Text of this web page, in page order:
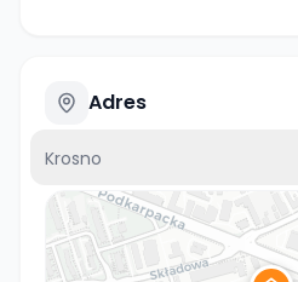
Adres
Krosno